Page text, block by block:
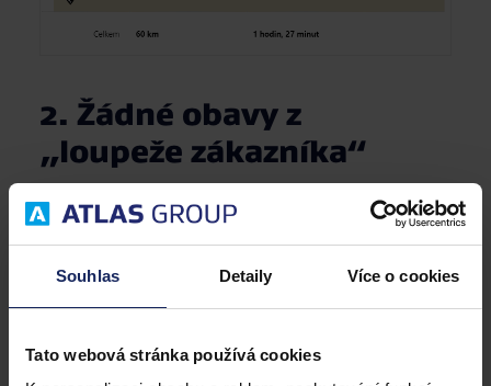
Souhlas Detaily Více o cookies
Tato webová stránka používá cookies
2. Žádné obavy z
„loupeže zákazníka“
Jednou za čas se nás někdo na výběrovém řízení
zákazníky. Nekradou. Naopak, kolegové mezi
Panuje u nás pouze zdravá soutěživost